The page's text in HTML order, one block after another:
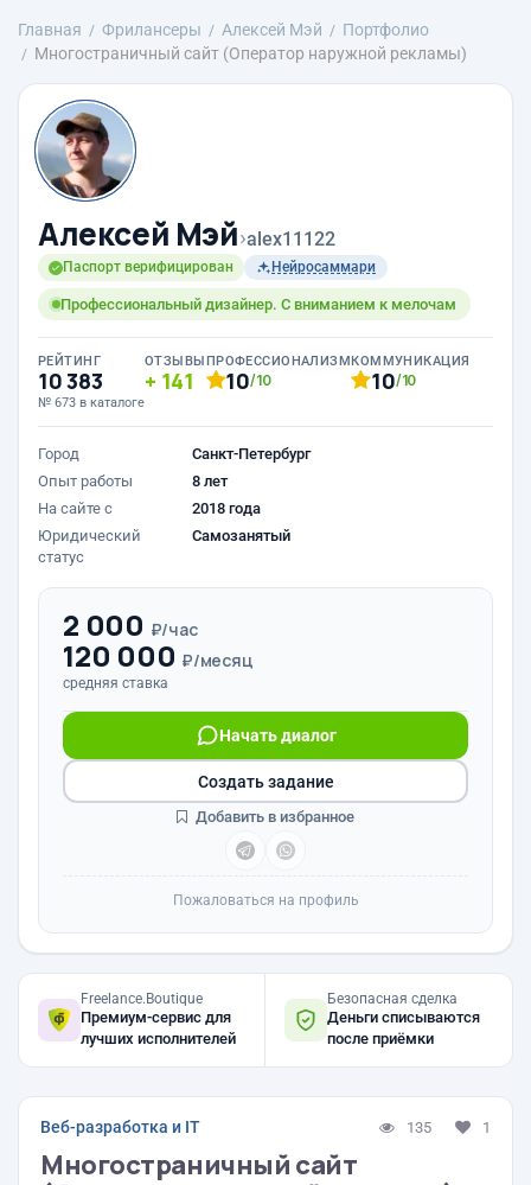
Главная Фрилансеры Алексей Мэй
Портфолио
Многостраничный сайт (Оператор наружной рекламы)
Алексей Мэй›alex11122
Паспорт верифицирован Нейросаммари
Профессиональный дизайнер. С вниманием к мелочам
РЕЙТИНГ
10 383
№ 673 в каталоге
ОТЗЫВЫ
141
ПРОФЕССИОНАЛИЗМ
10/10
КОММУНИКАЦИЯ
10/10
Город
Санкт-Петербург
Опыт работы
8 лет
На сайте с
2018 года
Юридический
статус
Самозанятый
2 000 ₽/час
120 000 ₽/месяц
средняя ставка
Начать диалог
Создать задание
Добавить в избранное
Пожаловаться на профиль
Freelance.Boutique
Премиум-сервис для
лучших исполнителей
Безопасная сделка
Деньги списываются
после приёмки
Веб-разработка и IT 135 1
Многостраничный сайт